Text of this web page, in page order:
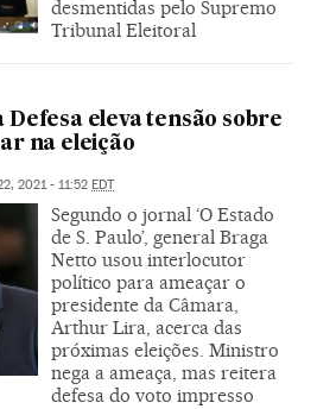
desmentidas pelo Supremo
Tribunal Eleitoral
Defesa eleva tensão sobre
na eleição
2021 - 11:52 EDT
Segundo o jornal ‘O Estado
de S. Paulo’, general Braga
Netto usou interlocutor
político para ameaçar o
presidente da Câmara,
Arthur Lira, acerca das
próximas eleições. Ministro
nega a ameaça, mas reitera
defesa do voto impresso